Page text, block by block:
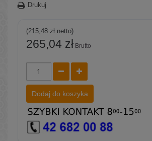
Drukuj
(215,48 zł netto)
265,04 zł Brutto
Dodaj do koszyka